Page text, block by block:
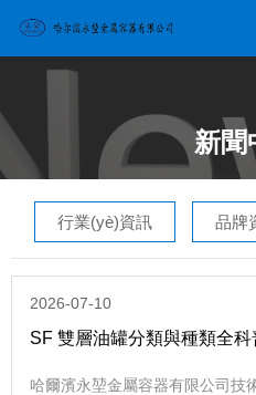
歡迎訪問哈爾濱永堃金屬容器有
新聞
行業(yè)資訊 品牌
2026-07-10
SF 雙層油罐分類與種類全科
哈爾濱永堃金屬容器有限公司技